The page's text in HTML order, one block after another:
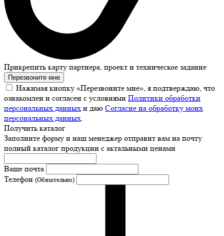
Прикрепить карту партнера, проект и техническое задание
Перезвоните мне
Нажимая кнопку «Перезвоните мне», я подтверждаю, что
ознакомлен и согласен с условиями Политики обработки
персональных данных и даю Согласие на обработку моих
персональных данных.
Получить каталог
Заполните форму и наш менеджер отправит вам на почту
полный каталог продукции с актальными ценами
Ваше почта
Телефон (Обязательно)